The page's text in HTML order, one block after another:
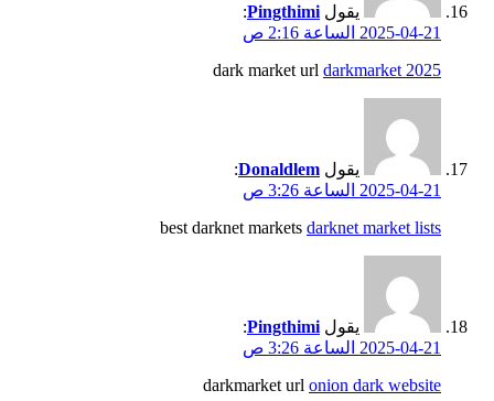
يقول Pingthimi
:
2025-04-21 الساعة 2:16 ص
dark market urldarkmarket 2025
يقول Donaldlem
:
2025-04-21 الساعة 3:26 ص
best darknet marketsdarknet market lists
يقول Pingthimi
:
2025-04-21 الساعة 3:26 ص
darkmarket urlonion dark website